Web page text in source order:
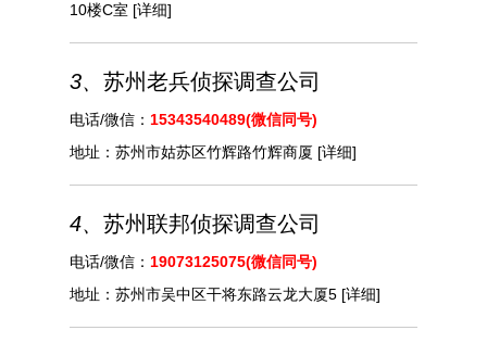
10楼C室 [详细]
3、 苏州老兵侦探调查公司
电话/微信： 15343540489(微信同号)
地址： 苏州市姑苏区竹辉路竹辉商厦 [详细]
4、 苏州联邦侦探调查公司
电话/微信： 19073125075(微信同号)
地址： 苏州市吴中区干将东路云龙大厦5 [详细]